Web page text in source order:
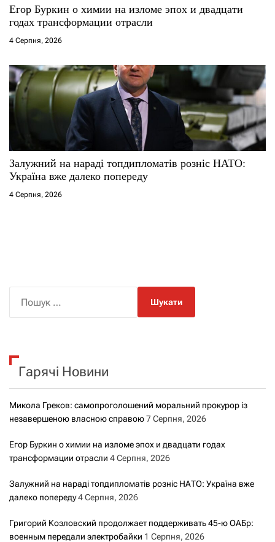
Егор Буркин о химии на изломе эпох и двадцати
годах трансформации отрасли
4 Серпня, 2026
Залужний на нараді топдипломатів розніс НАТО:
Україна вже далеко попереду
4 Серпня, 2026
к
Гарячі Новини
Микола Греков: самопроголошений моральний прокурор із
незавершеною власною справою7 Серпня, 2026
Егор Буркин о химии на изломе эпох и двадцати годах
трансформации отрасли 4 Серпня, 2026
Залужний на нараді топдипломатів розніс НАТО: Україна вже
далеко попереду4 Серпня, 2026
Григорий Козловский продолжает поддерживать 45-ю ОАБр:
военным передали электробайки 1 Серпня, 2026